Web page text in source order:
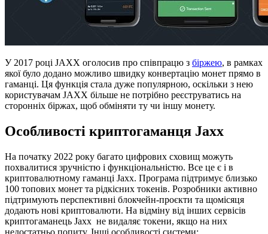
У 2017 році JAXX оголосив про співпрацю з біржею, в рамках
якої було додано можливо швидку конвертацію монет прямо в
гаманці. Ця функція стала дуже популярною, оскільки з нею
користувачам JAXX більше не потрібно реєструватись на
сторонніх біржах, щоб обміняти ту чи іншу монету.
Особливості криптогаманця Jaxx
На початку 2022 року багато цифрових сховищ можуть
похвалитися зручністю і функціональністю. Все це є і в
криптовалютному гаманці Jaxx. Програма підтримує близько
100 топових монет та рідкісних токенів. Розробники активно
підтримують перспективні блокчейн-проєкти та щомісяця
додають нові криптовалюти. На відміну від інших сервісів
криптогаманець Jaxx не видаляє токени, якщо на них
недостатньо попиту. Інші особливості системи: